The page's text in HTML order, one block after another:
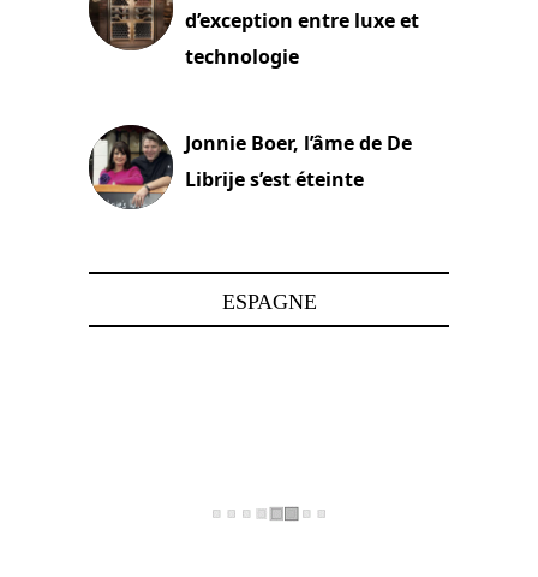
d’exception entre luxe et
technologie
Jonnie Boer, l’âme de De
Librije s’est éteinte
ESPAGNE